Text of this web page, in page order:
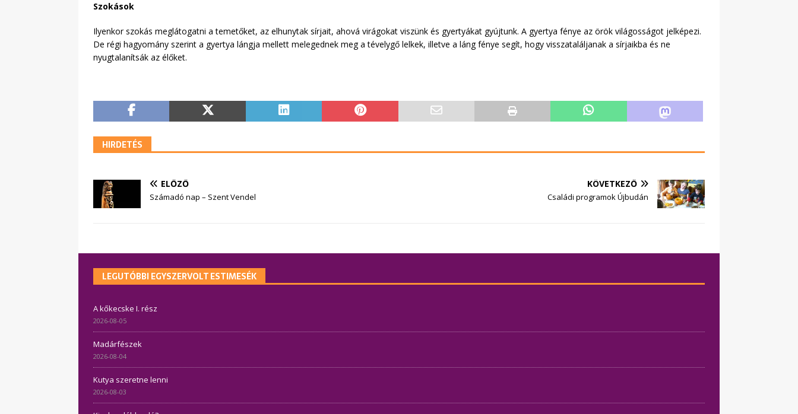
Szokások
Ilyenkor szokás meglátogatni a temetőket, az elhunytak sírjait, ahová virágokat viszünk és gyertyákat gyújtunk. A gyertya fénye az örök világosságot jelképezi.
De régi hagyomány szerint a gyertya lángja mellett melegednek meg a tévelygő lelkek, illetve a láng fénye segít, hogy visszataláljanak a sírjaikba és ne
nyugtalanítsák az élőket.
HIRDETÉS
ELŐZŐ
Számadó nap – Szent Vendel
KÖVETKEZŐ
Családi programok Újbudán
LEGUTÓBBI EGYSZERVOLT ESTIMESÉK
A kőkecske I. rész
2026-08-05
Madárfészek
2026-08-04
Kutya szeretne lenni
2026-08-03